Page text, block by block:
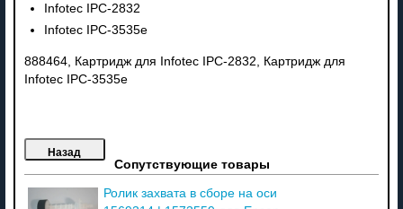
Infotec IPC-2832
Infotec IPC-3535e
888464, Картридж для Infotec IPC-2832, Картридж для
Infotec IPC-3535e
Сопутствующие товары
Ролик захвата в сборе на оси